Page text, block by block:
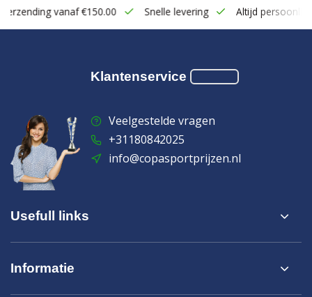
vanaf €150.00 Snelle levering Altijd persoonlijk
Klantenservice
Veelgestelde vragen
+31180842025
info@copasportprijzen.nl
Usefull links
Informatie